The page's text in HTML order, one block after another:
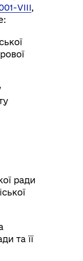
VIII,
ради
та її